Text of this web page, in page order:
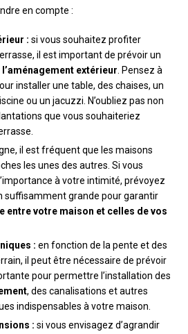
en compte :
: si vous souhaitez profiter
il est important de prévoir un
l’aménagement extérieur . Pensez à
installer une table, des chaises, un
ou un jacuzzi. N’oubliez pas non
que vous souhaiteriez
il est fréquent que les maisons
les unes des autres. Si vous
à votre intimité, prévoyez
suffisamment grande pour garantir
entre votre maison et celles de vos
: en fonction de la pente et des
il peut être nécessaire de prévoir
pour permettre l’installation des
, des canalisations et autres
indispensables à votre maison.
: si vous envisagez d’agrandir